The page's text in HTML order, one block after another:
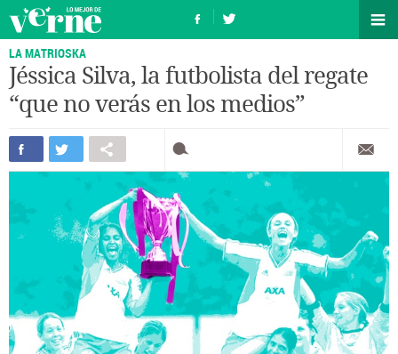
LA MATRIOSKA
Jéssica Silva, la futbolista del regate
“que no verás en los medios”